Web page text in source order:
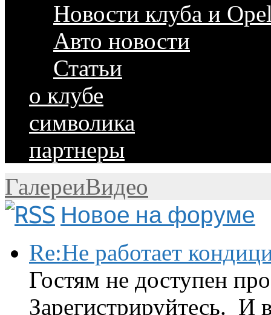
Новости клуба и
Авто новости
Статьи
о клубе
символика
партнеры
ГалереиВидео
Новое на форуме
Re:Не работает
Гостям не доступен
Зарегистрируйтесь. И